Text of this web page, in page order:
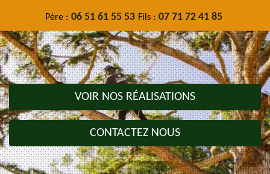
Père : 06 51 61 55 53 Fils : 07 71 72 41 85
VOIR NOS RÉALISATIONS
CONTACTEZ NOUS